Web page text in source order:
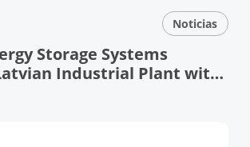
Noticias
Storage Systems
Industrial Plant with